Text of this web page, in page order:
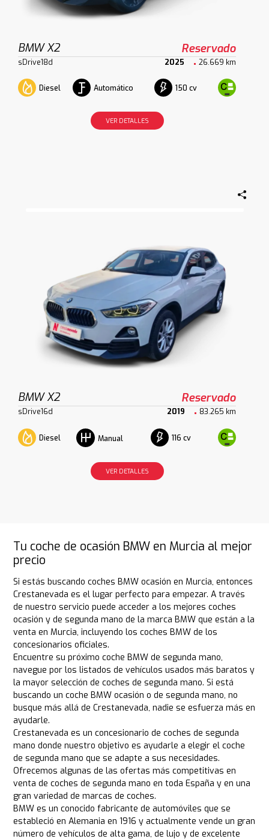
BMW X2 Reservado
sDrive18d 2025 26.669 km
Diesel Automático 150 cv
VER DETALLES
BMW X2 Reservado
sDrive16d 2019 83.265 km
Diesel Manual 116 cv
VER DETALLES
Tu coche de ocasión BMW en Murcia al mejor
precio
Si estás buscando coches BMW ocasión en Murcia, entonces
Crestanevada es el lugar perfecto para empezar. A través
de nuestro servicio puede acceder a los mejores coches
ocasión y de segunda mano de la marca BMW que están a la
venta en Murcia, incluyendo los coches BMW de los
concesionarios oficiales.
Encuentre su próximo coche BMW de segunda mano,
navegue por los listados de vehículos usados más baratos y
la mayor selección de coches de segunda mano. Si está
buscando un coche BMW ocasión o de segunda mano, no
busque más allá de Crestanevada, nadie se esfuerza más en
ayudarle.
Crestanevada es un concesionario de coches de segunda
mano donde nuestro objetivo es ayudarle a elegir el coche
de segunda mano que se adapte a sus necesidades.
Ofrecemos algunas de las ofertas más competitivas en
venta de coches de segunda mano en toda España y en una
gran variedad de marcas de coches.
BMW es un conocido fabricante de automóviles que se
estableció en Alemania en 1916 y actualmente vende un gran
número de vehículos de alta gama, de lujo y de excelente